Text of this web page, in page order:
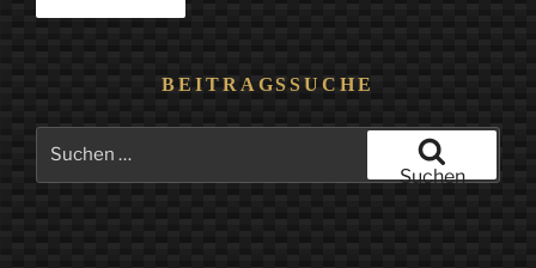
BEITRAGSSUCHE
Suchen